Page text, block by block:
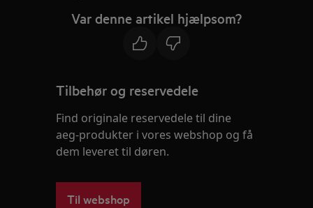
Var denne artikel hjælpsom?
Tilbehør og reservedele
Find originale reservedele til dine
aeg-produkter i vores webshop og få
dem leveret til døren.
Til webshop